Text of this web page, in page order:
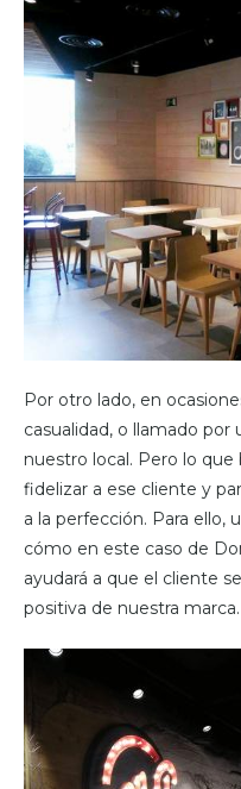
Por otro lado, en
casualidad, o llamado
nuestro local. Pero lo
fidelizar a ese cliente y
a la perfección. Para ello,
cómo en este caso de
ayudará a que el cliente
positiva de nuestra marca.